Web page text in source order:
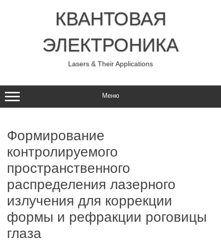
КВАНТОВАЯ
ЭЛЕКТРОНИКА
Lasers & Their Applications
Меню
Формирование
контролируемого
пространственного
распределения лазерного
излучения для коррекции
формы и рефракции роговицы
глаза